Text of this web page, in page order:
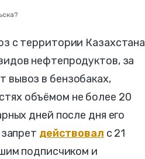
с территории Казахстана
нефтепродуктов, за
вывоз в бензобаках,
объёмом не более 20
дней после дня его
действовал с 21
подписчиком и